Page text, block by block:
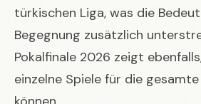
türkischen Liga, was die
Begegnung zusätzlich
Pokalfinale 2026 zeigt
einzelne Spiele für die